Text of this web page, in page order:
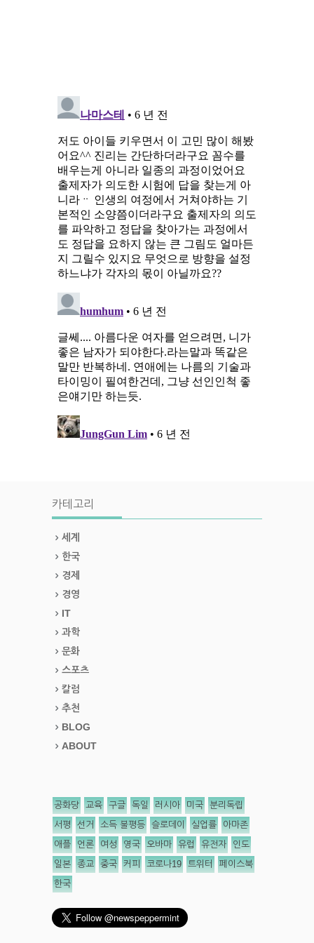
카테고리
세계
한국
경제
경영
IT
과학
문화
스포츠
칼럼
추천
BLOG
ABOUT
공화당 교육 구글 독일 러시아 미국 분리독립
서평 선거 소득 불평등 슬로데이 실업률 아마존
애플 언론 여성 영국 오바마 유럽 유전자 인도
일본 종교 중국 커피 코로나19 트위터 페이스북
한국